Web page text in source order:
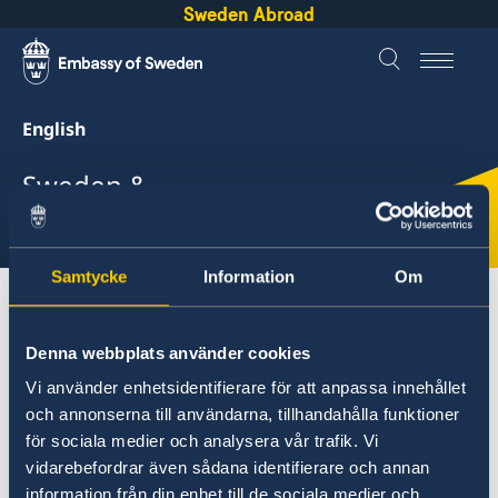
Samtycke Information Om
Denna webbplats använder cookies
Vi använder enhetsidentifierare för att anpassa innehållet
och annonserna till användarna, tillhandahålla funktioner
för sociala medier och analysera vår trafik. Vi
vidarebefordrar även sådana identifierare och annan
Sweden Abroad
English
Sweden &
Curaçao
About Sweden Curaçao
Democratic governance
Curaçao
Going to Sweden?
Studying in Sweden
Democratic governance